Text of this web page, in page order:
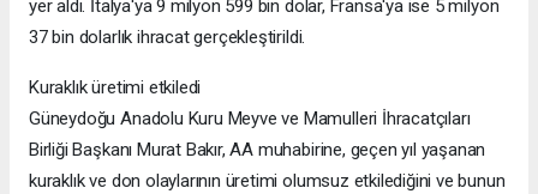
yer aldı. İtalya'ya 9 milyon 599 bin dolar, Fransa'ya ise 5 milyon
37 bin dolarlık ihracat gerçekleştirildi.
Kuraklık üretimi etkiledi
Güneydoğu Anadolu Kuru Meyve ve Mamulleri İhracatçıları
Birliği Başkanı Murat Bakır, AA muhabirine, geçen yıl yaşanan
kuraklık ve don olaylarının üretimi olumsuz etkilediğini ve bunun